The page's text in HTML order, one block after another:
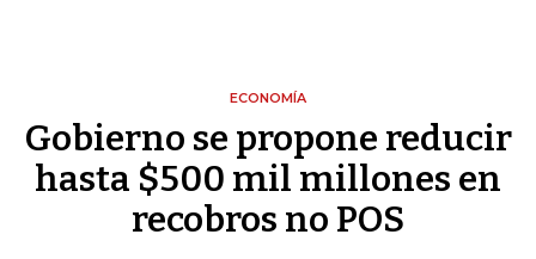
ECONOMÍA
Gobierno se propone reducir
hasta $500 mil millones en
recobros no POS